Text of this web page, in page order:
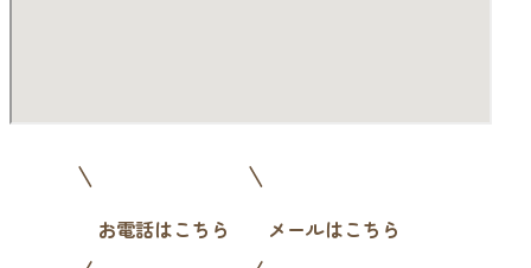
お電話はこちら メールはこちら